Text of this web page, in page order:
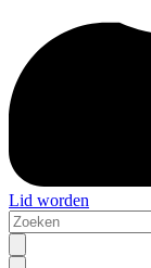
Lid worden
Zoeken